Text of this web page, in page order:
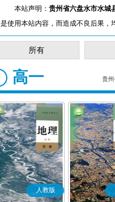
本站声明： 贵州省六盘水市水城
是使用本站内容，而造成不良后果，
所有
高一 贵
人教版